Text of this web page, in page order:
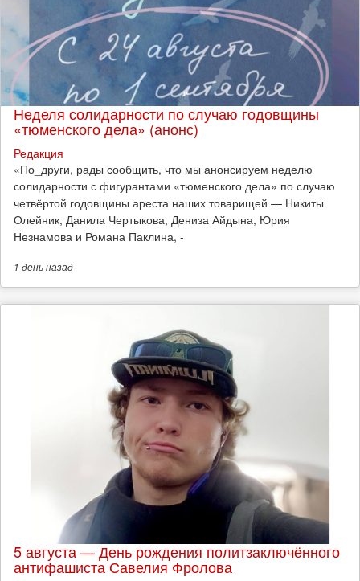
Неделя солидарности по случаю годовщины
«тюменского дела» (анонс)
Редакция
​«По_други, рады сообщить, что мы анонсируем неделю
солидарности с фигурантами «тюменского дела» по случаю
четвёртой годовщины ареста наших товарищей — Никиты
Олейник, Данила Чертыкова, Дениза Айдына, Юрия
Незнамова и Романа Паклина, -
1 деньназад
5 августа — День рождения политзаключённого
антифашиста Савелия Фролова